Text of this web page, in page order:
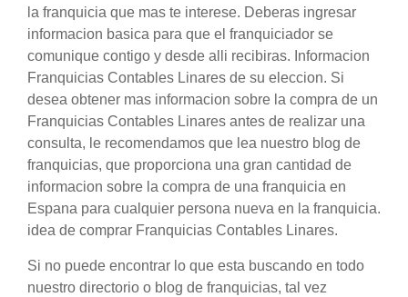
la franquicia que mas te interese. Deberas ingresar
informacion basica para que el franquiciador se
comunique contigo y desde alli recibiras. Informacion
Franquicias Contables Linares de su eleccion. Si
desea obtener mas informacion sobre la compra de un
Franquicias Contables Linares antes de realizar una
consulta, le recomendamos que lea nuestro blog de
franquicias, que proporciona una gran cantidad de
informacion sobre la compra de una franquicia en
Espana para cualquier persona nueva en la franquicia.
idea de comprar Franquicias Contables Linares.
Si no puede encontrar lo que esta buscando en todo
nuestro directorio o blog de franquicias, tal vez